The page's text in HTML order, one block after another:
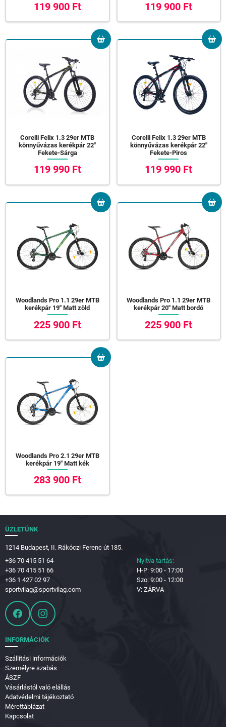
119 900 Ft 119 900 Ft
Corelli Felix 1.3 29er MTB
könnyűvázas kerékpár 22"
Fekete-Sárga
119 990 Ft
Corelli Felix 1.3 29er MTB
könnyűvázas kerékpár 22"
Fekete-Piros
119 990 Ft
Woodlands Pro 1.1 29er MTB
kerékpár 19" Matt zöld
225 900 Ft
Woodlands Pro 1.1 29er MTB
kerékpár 20" Matt bordó
225 900 Ft
Woodlands Pro 2.1 29er MTB
kerékpár 19" Matt kék
283 900 Ft
ÜZLETÜNK
1214 Budapest, II. Rákóczi Ferenc út 185.
+36 70 415 51 64
+36 70 415 51 66
+36 1 427 02 97
sportvilag@sportvilag.com
Nyitva tartás:
H-P: 9:00 - 17:00
Szo: 9:00 - 12:00
V: ZÁRVA
INFORMÁCIÓK
Szállítási információk
Személyre szabás
ÁSZF
Vásárlástól való elállás
Adatvédelmi tájékoztató
Mérettáblázat
Kapcsolat